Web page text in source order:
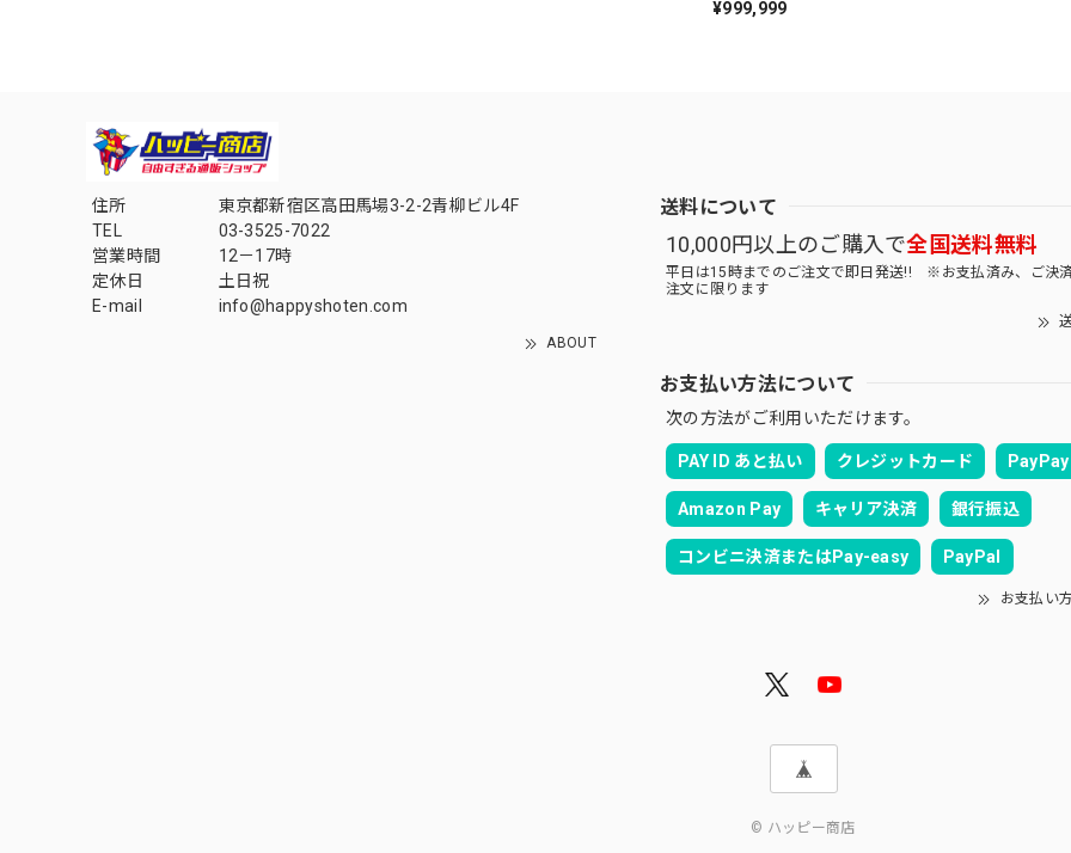
¥999,999
住所
東京都新宿区高田馬場3-2-2青柳ビル4F
TEL
03-3525-7022
営業時間
12－17時
定休日
土日祝
E-mail
info@happyshoten.com
ABOUT
送料について
10,000円以上のご購入で全国送料無料
平日は15時までのご注文で即日発送!! ※お支払済み、ご決
注文に限ります
お支払い方法について
次の方法がご利用いただけます。
PAY ID あと払い クレジットカード PayPay
Amazon Pay キャリア決済 銀行振込
コンビニ決済またはPay-easy PayPal
お支払い
© ハッピー商店